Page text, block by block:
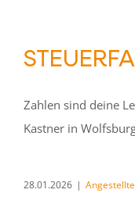
Zahlen sind deine
Kastner in
28.01.2026 |